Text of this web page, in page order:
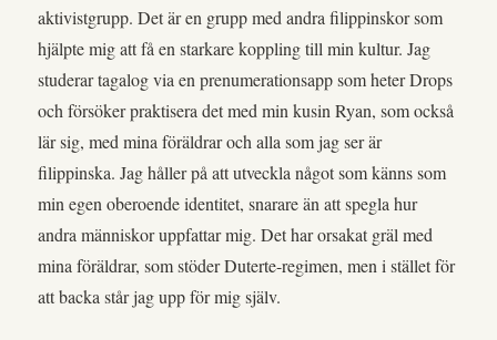
aktivistgrupp. Det är en grupp med andra filippinskor som
hjälpte mig att få en starkare koppling till min kultur. Jag
studerar tagalog via en prenumerationsapp som heter Drops
och försöker praktisera det med min kusin Ryan, som också
lär sig, med mina föräldrar och alla som jag ser är
filippinska. Jag håller på att utveckla något som känns som
min egen oberoende identitet, snarare än att spegla hur
andra människor uppfattar mig. Det har orsakat gräl med
mina föräldrar, som stöder Duterte-regimen, men i stället för
att backa står jag upp för mig själv.